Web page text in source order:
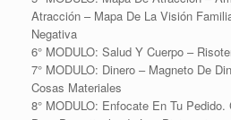
Atracción – Mapa De La Visión
Negativa
6° MODULO: Salud Y Cuerpo –
7° MODULO: Dinero – Magneto De
Cosas Materiales
8° MODULO: Enfocate En Tu